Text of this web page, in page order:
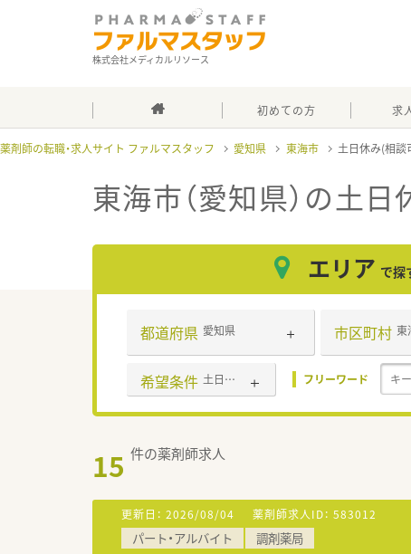
株式会社メディカルリソース
初めての方 求
薬剤師の転職・求人サイト ファルマスタッフ 愛知県 東海市 土日休み(相談
東海市（愛知県）の土
エリア で探
都道府県 愛知県 市区町村 東
希望条件 土日休み(相談可含む) フリーワード
15 件の薬剤師求人
更新日： 2026/08/04 薬剤師求人ID： 583012
パート・アルバイト 調剤薬局